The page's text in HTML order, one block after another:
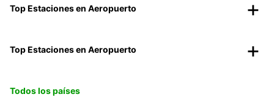
Top Estaciones en Aeropuerto
Top Estaciones en Aeropuerto
Todos los países